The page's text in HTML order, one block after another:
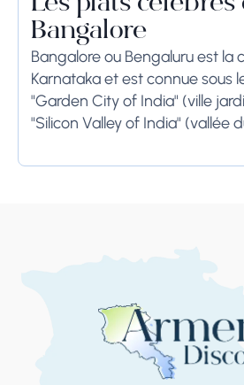
Bangalore
Bangalore ou Bengaluru est la
Karnataka et est connue sous
"Garden City of India" (ville
"Silicon Valley of India" (vallée